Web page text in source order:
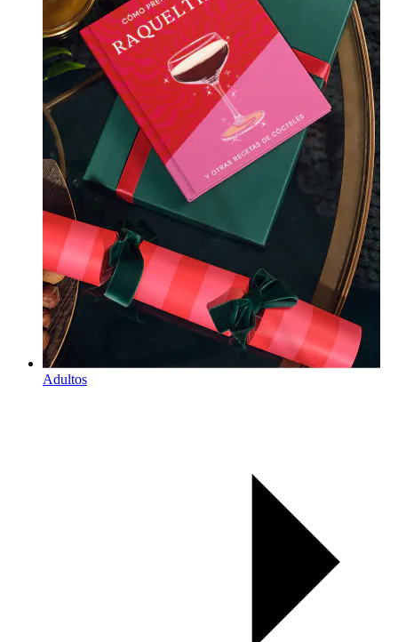
Adultos